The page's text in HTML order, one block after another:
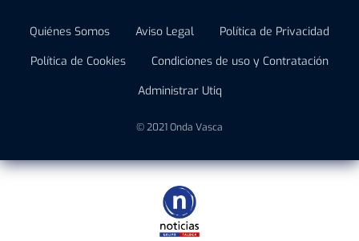
Quiénes Somos Aviso Legal
Política de Privacidad
Política de Cookies
Condiciones de uso y Contratación
Administrar Utiq
© 2021 Onda Vasca